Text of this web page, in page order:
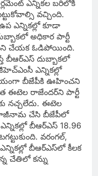
ఎన్నికల బరిలోకి
వచ్చింది.
ఎన్నికల్లో కూడా
అధికార పార్టీ
చేయక ఓడిపోయింది.
బీఆర్‌ఎస్‌ దుబ్బాకలో
ఎన్నికల్లో
బీజేపీకి ఊహించని
ఈటెల రాజేందర్‌ని పార్టీ
నచ్చలేదు. ఈటెల
రాజీనామ చేసి బీజేపీలో
బీఆర్‌ఎస్‌ 18.96
వరంగల్‌,
ఎన్నికల్లో బీఆర్‌ఎస్‌లో కీలక
చేతిలో కన్ను